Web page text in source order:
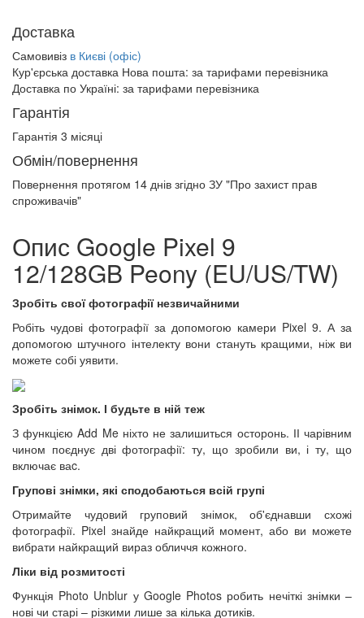
Доставка
Самовивіз в Києві (офіс)
Кур'єрська доставка Нова пошта: за тарифами перевізника
Доставка по Україні: за тарифами перевізника
Гарантія
Гарантія 3 місяці
Обмін/повернення
Повернення протягом 14 днів згідно ЗУ "Про захист прав
спроживачів"
Опис Google Pixel 9
12/128GB Peony (EU/US/TW)
Зробіть свої фотографії незвичайними
Робіть чудові фотографії за допомогою камери Pixel 9. А за
допомогою штучного інтелекту вони стануть кращими, ніж ви
можете собі уявити.
Зробіть знімок. І будьте в ній теж
З функцією Add Me ніхто не залишиться осторонь. ІІ чарівним
чином поєднує дві фотографії: ту, що зробили ви, і ту, що
включає ваc.
Групові знімки, які сподобаються всій групі
Отримайте чудовий груповий знімок, об'єднавши схожі
фотографії. Pixel знайде найкращий момент, або ви можете
вибрати найкращий вираз обличчя кожного.
Ліки від розмитості
Функція Photo Unblur у Google Photos робить нечіткі знімки –
нові чи старі – різкими лише за кілька дотиків.